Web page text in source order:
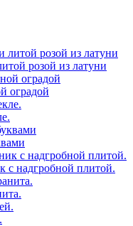
розой из латуни
оградой
с надгробной плитой.